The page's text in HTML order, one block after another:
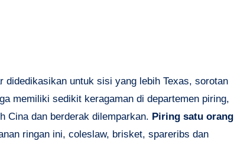
didedikasikan untuk sisi yang lebih Texas, sorotan
memiliki sedikit keragaman di departemen piring,
Cina dan berderak dilemparkan. Piring satu orang
ringan ini, coleslaw, brisket, spareribs dan